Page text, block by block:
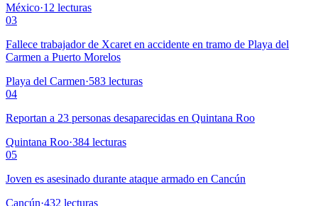
México·12 lecturas
03
Fallece trabajador de Xcaret en accidente en tramo de Playa del
Carmen a Puerto Morelos
Playa del Carmen·583 lecturas
04
Reportan a 23 personas desaparecidas en Quintana Roo
Quintana Roo·384 lecturas
05
Joven es asesinado durante ataque armado en Cancún
Cancún·432 lecturas